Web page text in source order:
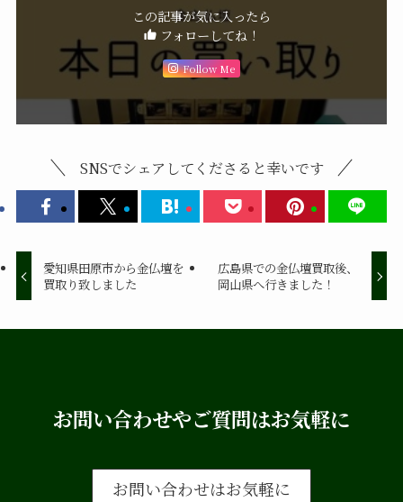
この記事が気に入ったら
フォローしてね！
Follow Me
SNSでシェアしてくださると幸いです
愛知県田原市から金仏壇を
買取り致しました
広島県での金仏壇買取後、
岡山県へ行きました！
お問い合わせやご質問はお気軽に
お問い合わせはお気軽に